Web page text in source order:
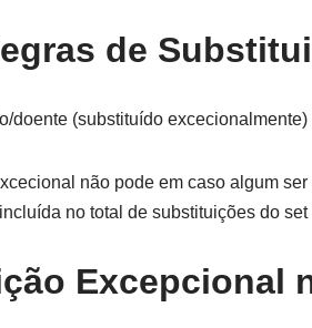
de
doente (substituído
não pode em caso algum
no total de substituições do set
Excepcional